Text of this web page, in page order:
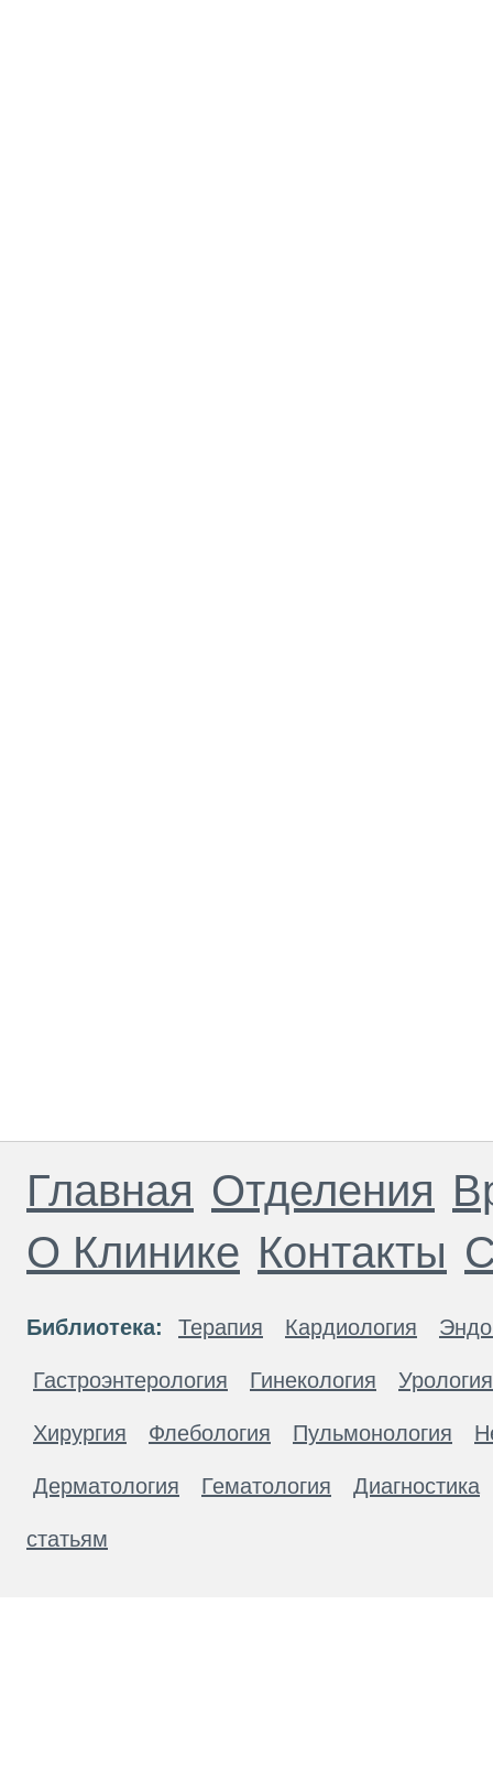
Главная Отделения
О Клинике Контакты
Библиотека: Терапия Кардиология
Гастроэнтерология Гинекология Урология
Хирургия Флебология Пульмонология
Дерматология Гематология Диагностика
статьям